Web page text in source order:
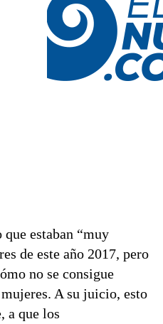
estaban “muy
de este año 2017, pero
no se consigue
A su juicio, esto
a que los